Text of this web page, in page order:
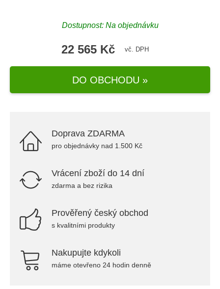
Dostupnost: Na objednávku
22 565 Kč vč. DPH
DO OBCHODU »
Doprava ZDARMA
pro objednávky nad 1.500 Kč
Vrácení zboží do 14 dní
zdarma a bez rizika
Prověřený český obchod
s kvalitními produkty
Nakupujte kdykoli
máme otevřeno 24 hodin denně